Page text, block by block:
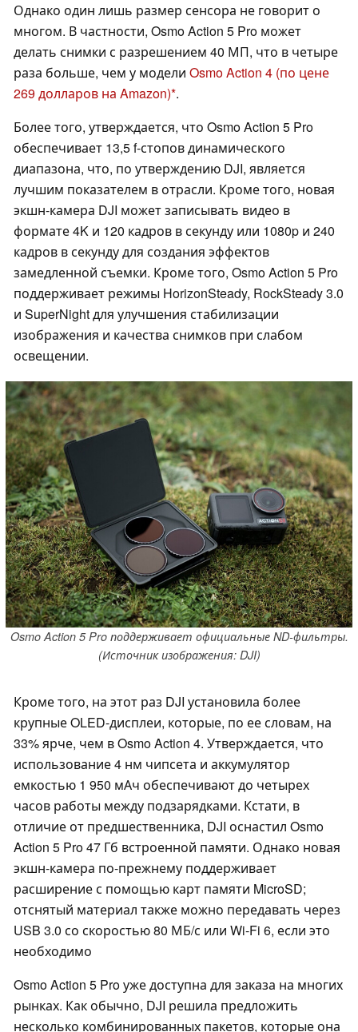
Однако один лишь размер сенсора не говорит о
многом. В частности, Osmo Action 5 Pro может
делать снимки с разрешением 40 МП, что в четыре
раза больше, чем у модели Osmo Action 4 (по цене
269 долларов на Amazon) .
Более того, утверждается, что Osmo Action 5 Pro
обеспечивает 13,5 f-стопов динамического
диапазона, что, по утверждению DJI, является
лучшим показателем в отрасли. Кроме того, новая
экшн-камера DJI может записывать видео в
формате 4K и 120 кадров в секунду или 1080p и 240
кадров в секунду для создания эффектов
замедленной съемки. Кроме того, Osmo Action 5 Pro
поддерживает режимы HorizonSteady, RockSteady 3.0
и SuperNight для улучшения стабилизации
изображения и качества снимков при слабом
освещении.
Osmo Action 5 Pro поддерживает официальные ND-фильтры.
(Источник изображения: DJI)
Кроме того, на этот раз DJI установила более
крупные OLED-дисплеи, которые, по ее словам, на
33% ярче, чем в Osmo Action 4. Утверждается, что
использование 4 нм чипсета и аккумулятор
емкостью 1 950 мАч обеспечивают до четырех
часов работы между подзарядками. Кстати, в
отличие от предшественника, DJI оснастил Osmo
Action 5 Pro 47 Гб встроенной памяти. Однако новая
экшн-камера по-прежнему поддерживает
расширение с помощью карт памяти MicroSD;
отснятый материал также можно передавать через
USB 3.0 со скоростью 80 МБ/с или Wi-Fi 6, если это
необходимо
Osmo Action 5 Pro уже доступна для заказа на многих
рынках. Как обычно, DJI решила предложить
несколько комбинированных пакетов, которые она